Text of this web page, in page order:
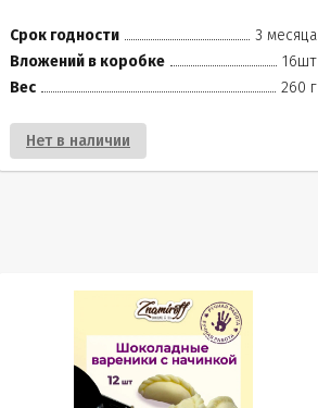
Срок годности
3 месяца
Вложений в коробке
16шт
Вес
260 г
Нет в наличии